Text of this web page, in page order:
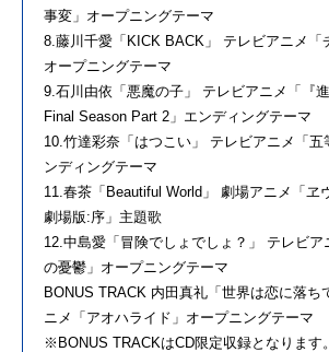
事変」オープニングテーマ
8.藤川千愛「KICK BACK」 テレビアニメ「
オープニングテーマ
9.石川由依「悪魔の子」 テレビアニメ「『
Final Season Part 2」エンディングテーマ
10.竹達彩奈「はつこい」 テレビアニメ「
ンディングテーマ
11.春茶「Beautiful World」 劇場アニメ「ヱ
劇場版:序」主題歌
12.中島愛「冒険でしょでしょ？」 テレビア
の憂鬱」オープニングテーマ
BONUS TRACK 内田真礼「世界は恋に落ち
ニメ「アオハライド」オープニングテーマ
※BONUS TRACKはCD限定収録となります